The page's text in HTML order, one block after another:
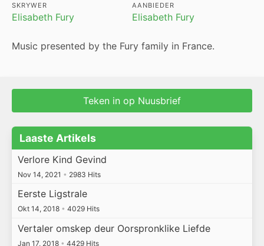
SKRYWER
Elisabeth Fury
AANBIEDER
Elisabeth Fury
Music presented by the Fury family in France.
Teken in op Nuusbrief
Laaste Artikels
Verlore Kind Gevind
Nov 14, 2021 • 2983 Hits
Eerste Ligstrale
Okt 14, 2018 • 4029 Hits
Vertaler omskep deur Oorspronklike Liefde
Jan 17, 2018 • 4429 Hits